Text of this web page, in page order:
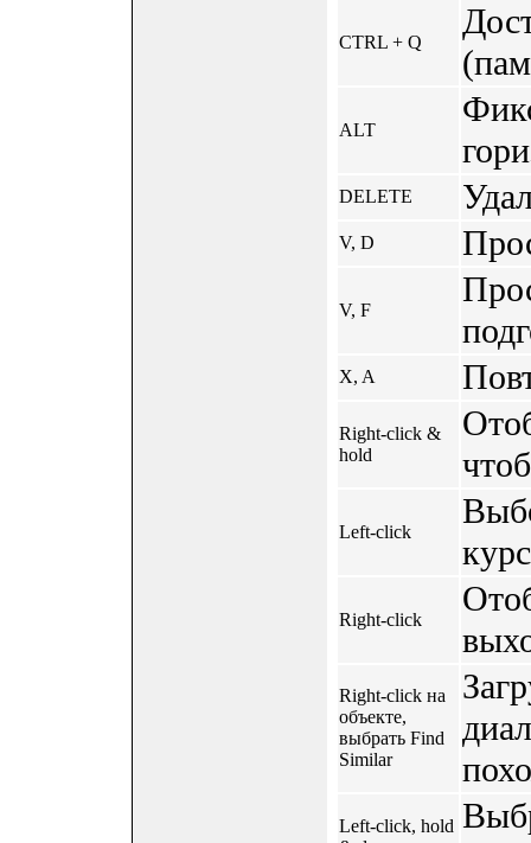
CTRL + Q
ALT
DELETE
V, D
V, F
X, A
Right-click &
hold
Left-click
Right-click
Right-click на
объекте,
выбрать Find
Similar
Left-click, hold